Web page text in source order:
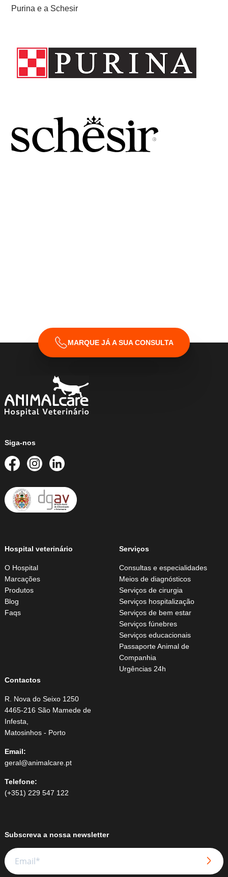
Purina e a Schesir
MARQUE JÁ A SUA CONSULTA
Siga-nos
Hospital veterinário
O Hospital
Marcações
Produtos
Blog
Faqs
Serviços
Consultas e especialidades
Meios de diagnósticos
Serviços de cirurgia
Serviços hospitalização
Serviços de bem estar
Serviços fúnebres
Serviços educacionais
Passaporte Animal de
Companhia
Urgências 24h
Contactos
R. Nova do Seixo 1250
4465-216 São Mamede de
Infesta,
Matosinhos - Porto
Email:
geral@animalcare.pt
Telefone:
(+351) 229 547 122
Subscreva a nossa newsletter